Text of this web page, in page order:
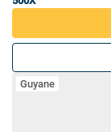
Guyane